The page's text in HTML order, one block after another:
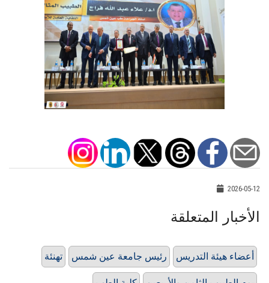
2026-05-12
الأخبار المتعلقة
تهنئة رئيس جامعة عين شمس أعضاء هيئة التدريس